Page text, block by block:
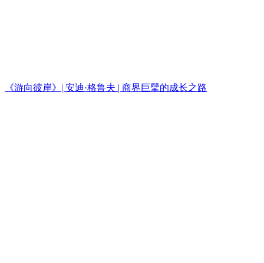
《游向彼岸》| 安迪·格鲁夫 | 商界巨擘的成长之路